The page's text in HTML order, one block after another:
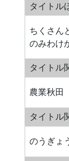
タイトル
ちくさん
のみわけ
タイトル
農業秋田
タイトル
のうぎょ